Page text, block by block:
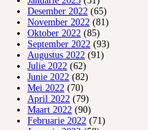
Desember 2022 (65)
November 2022 (81)
Oktober 2022 (85)
September 2022 (93)
Augustus 2022 (91)
Julie 2022 (62)
Junie 2022 (82)
Mei 2022 (70)
April 2022 (79)
Maart 2022 (90)
Februarie 2022 (71)